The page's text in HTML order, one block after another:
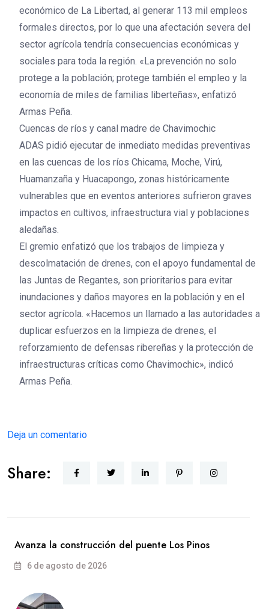
económico de La Libertad, al generar 113 mil empleos
formales directos, por lo que una afectación severa del
sector agrícola tendría consecuencias económicas y
sociales para toda la región. «La prevención no solo
protege a la población; protege también el empleo y la
economía de miles de familias liberteñas», enfatizó
Armas Peña.
Cuencas de ríos y canal madre de Chavimochic
ADAS pidió ejecutar de inmediato medidas preventivas
en las cuencas de los ríos Chicama, Moche, Virú,
Huamanzaña y Huacapongo, zonas históricamente
vulnerables que en eventos anteriores sufrieron graves
impactos en cultivos, infraestructura vial y poblaciones
aledañas.
El gremio enfatizó que los trabajos de limpieza y
descolmatación de drenes, con el apoyo fundamental de
las Juntas de Regantes, son prioritarios para evitar
inundaciones y daños mayores en la población y en el
sector agrícola. «Hacemos un llamado a las autoridades a
duplicar esfuerzos en la limpieza de drenes, el
reforzamiento de defensas ribereñas y la protección de
infraestructuras críticas como Chavimochic», indicó
Armas Peña.
Deja un comentario
Share:
Avanza la construcción del puente Los Pinos
6 de agosto de 2026